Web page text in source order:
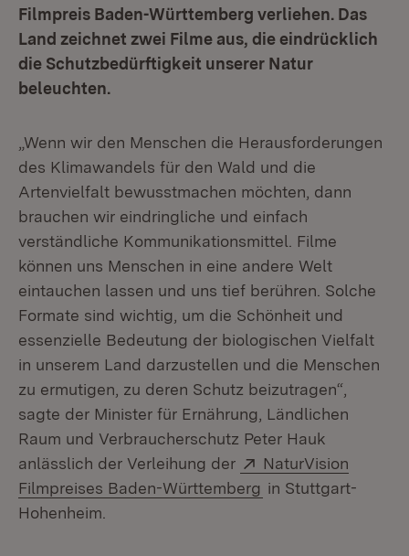
Filmpreis Baden-Württemberg verliehen. Das
Land zeichnet zwei Filme aus, die eindrücklich
die Schutzbedürftigkeit unserer Natur
beleuchten.
„Wenn wir den Menschen die Herausforderungen
des Klimawandels für den Wald und die
Artenvielfalt bewusstmachen möchten, dann
brauchen wir eindringliche und einfach
verständliche Kommunikationsmittel. Filme
können uns Menschen in eine andere Welt
eintauchen lassen und uns tief berühren. Solche
Formate sind wichtig, um die Schönheit und
essenzielle Bedeutung der biologischen Vielfalt
in unserem Land darzustellen und die Menschen
zu ermutigen, zu deren Schutz beizutragen“,
sagte der Minister für Ernährung, Ländlichen
Raum und Verbraucherschutz Peter Hauk
anlässlich der Verleihung der
Extern:
NaturVision
Filmpreises Baden-Württemberg (Öffnet in neuem
in Stuttgart-
Hohenheim.